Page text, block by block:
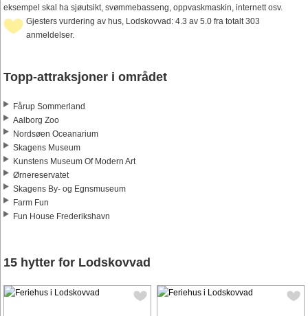
eksempel skal ha sjøutsikt, svømmebasseng, oppvaskmaskin, internett osv.
Gjesters vurdering av hus, Lodskovvad: 4.3 av 5.0 fra totalt 303
anmeldelser.
Topp-attraksjoner i området
Fårup Sommerland
Aalborg Zoo
Nordsøen Oceanarium
Skagens Museum
Kunstens Museum Of Modern Art
Ørnereservatet
Skagens By- og Egnsmuseum
Farm Fun
Fun House Frederikshavn
15 hytter for Lodskovvad